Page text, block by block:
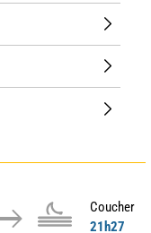
Coucher
21h27